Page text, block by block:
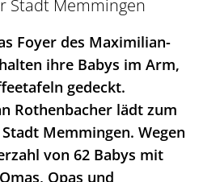
Stadt Memmingen
Foyer des Maximilian-
ihre Babys im Arm,
gedeckt.
Rothenbacher lädt zum
Memmingen. Wegen
von 62 Babys mit
Opas und